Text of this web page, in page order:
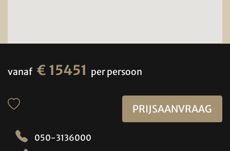
vanaf € 15451 per persoon
PRIJSAANVRAAG
050-3136000